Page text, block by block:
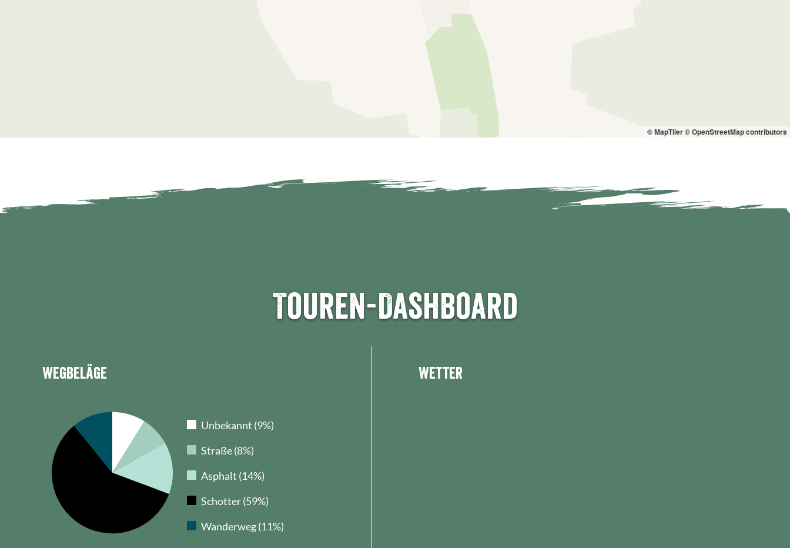
© MapTiler© OpenStreetMap contributors
Touren-Dashboard
Wegbeläge
Unbekannt (9%)
Straße (8%)
Asphalt (14%)
Schotter (59%)
Wanderweg (11%)
Wetter